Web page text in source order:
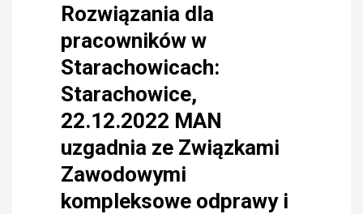
Rozwiązania dla
pracowników w
Starachowicach:
Starachowice,
22.12.2022 MAN
uzgadnia ze Związkami
Zawodowymi
kompleksowe odprawy i